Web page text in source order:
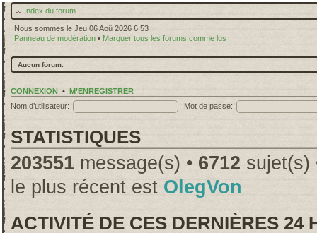
Index du forum
Nous sommes le Jeu 06 Aoû 2026 6:53
Panneau de modération • Marquer tous les forums comme lus
Aucun forum.
CONNEXION • M’ENREGISTRER
Nom d’utilisateur:
Mot de passe:
STATISTIQUES
203551 message(s) • 6712 sujet(s)
le plus récent est OlegVon
ACTIVITÉ DE CES DERNIÈRES 24